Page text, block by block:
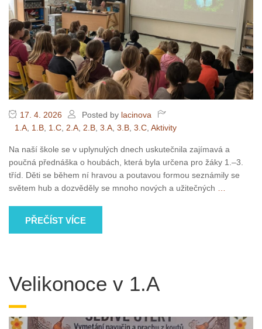
17. 4. 2026 Posted by lacinova
1.A 1.B 1.C 2.A 2.B 3.A 3.B 3.C Aktivity
Na naší škole se v uplynulých dnech uskutečnila zajímavá a
poučná přednáška o houbách, která byla určena pro žáky 1.–3.
tříd. Děti se během ní hravou a poutavou formou seznámily se
světem hub a dozvěděly se mnoho nových a užitečných
PŘEČÍST VÍCE
Velikonoce v 1.A